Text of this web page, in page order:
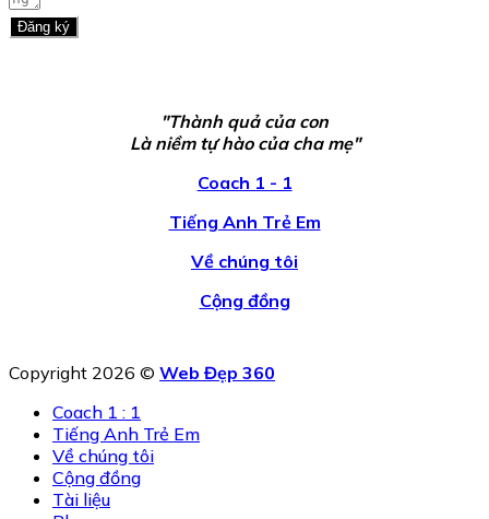
Đăng ký
"Thành quả của con
Là niềm tự hào của cha mẹ"
Coach 1 - 1
Tiếng Anh Trẻ Em
Về chúng tôi
Cộng đồng
Copyright 2026 © Web Đẹp 360
Coach 1 : 1
Tiếng Anh Trẻ Em
Về chúng tôi
Cộng đồng
Tài liệu